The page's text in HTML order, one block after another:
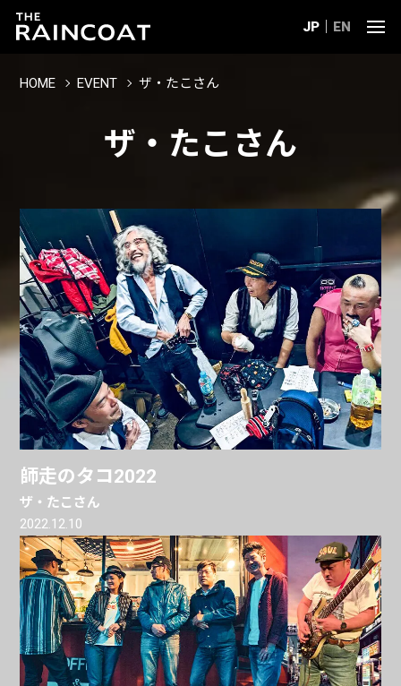
JP EN
HOME EVENT ザ・たこさん
ザ・たこさん
師走のタコ2022
ザ・たこさん
2022.12.10